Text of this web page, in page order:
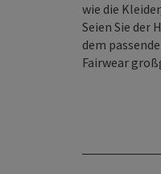
wie die
Seien Sie der
dem
Fairwear